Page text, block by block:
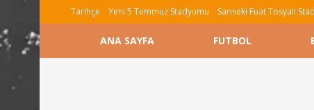
Tarihçe Yeni 5 Temmuz Stadyumu Sarıseki Fuat Tosyalı
ANA SAYFA FUTBOL